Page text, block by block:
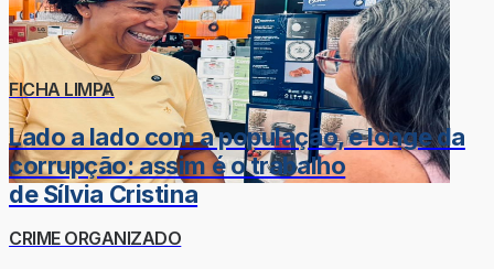
FICHA LIMPA
Lado a lado com a população, e longe da
corrupção: assim é o trabalho
de Sílvia Cristina
CRIME ORGANIZADO